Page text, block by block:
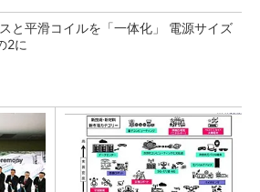
と平滑コイルを「一体化」 電源サイズ
2に